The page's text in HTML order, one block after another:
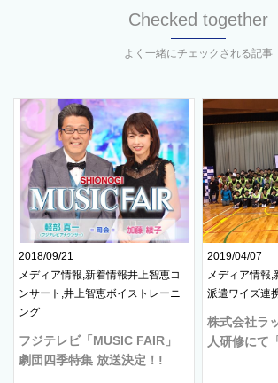
Checked together
よく一緒にチェックされる記事
2018/09/21
メディア情報,新着情報井上智恵コ
ンサート,井上智恵ボイストレーニ
ング
フジテレビ「MUSIC FAIR」
劇団四季特集 放送決定！!
2019/04/07
メディア情報,
派遣ワイズ連
株式会社ラ
人研修にて